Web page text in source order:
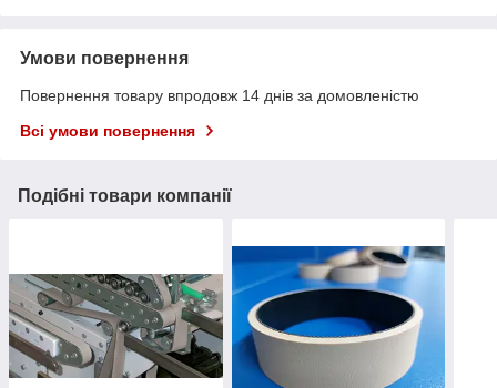
Умови повернення
Повернення товару впродовж 14 днів за домовленістю
Всі умови повернення
Подібні товари компанії